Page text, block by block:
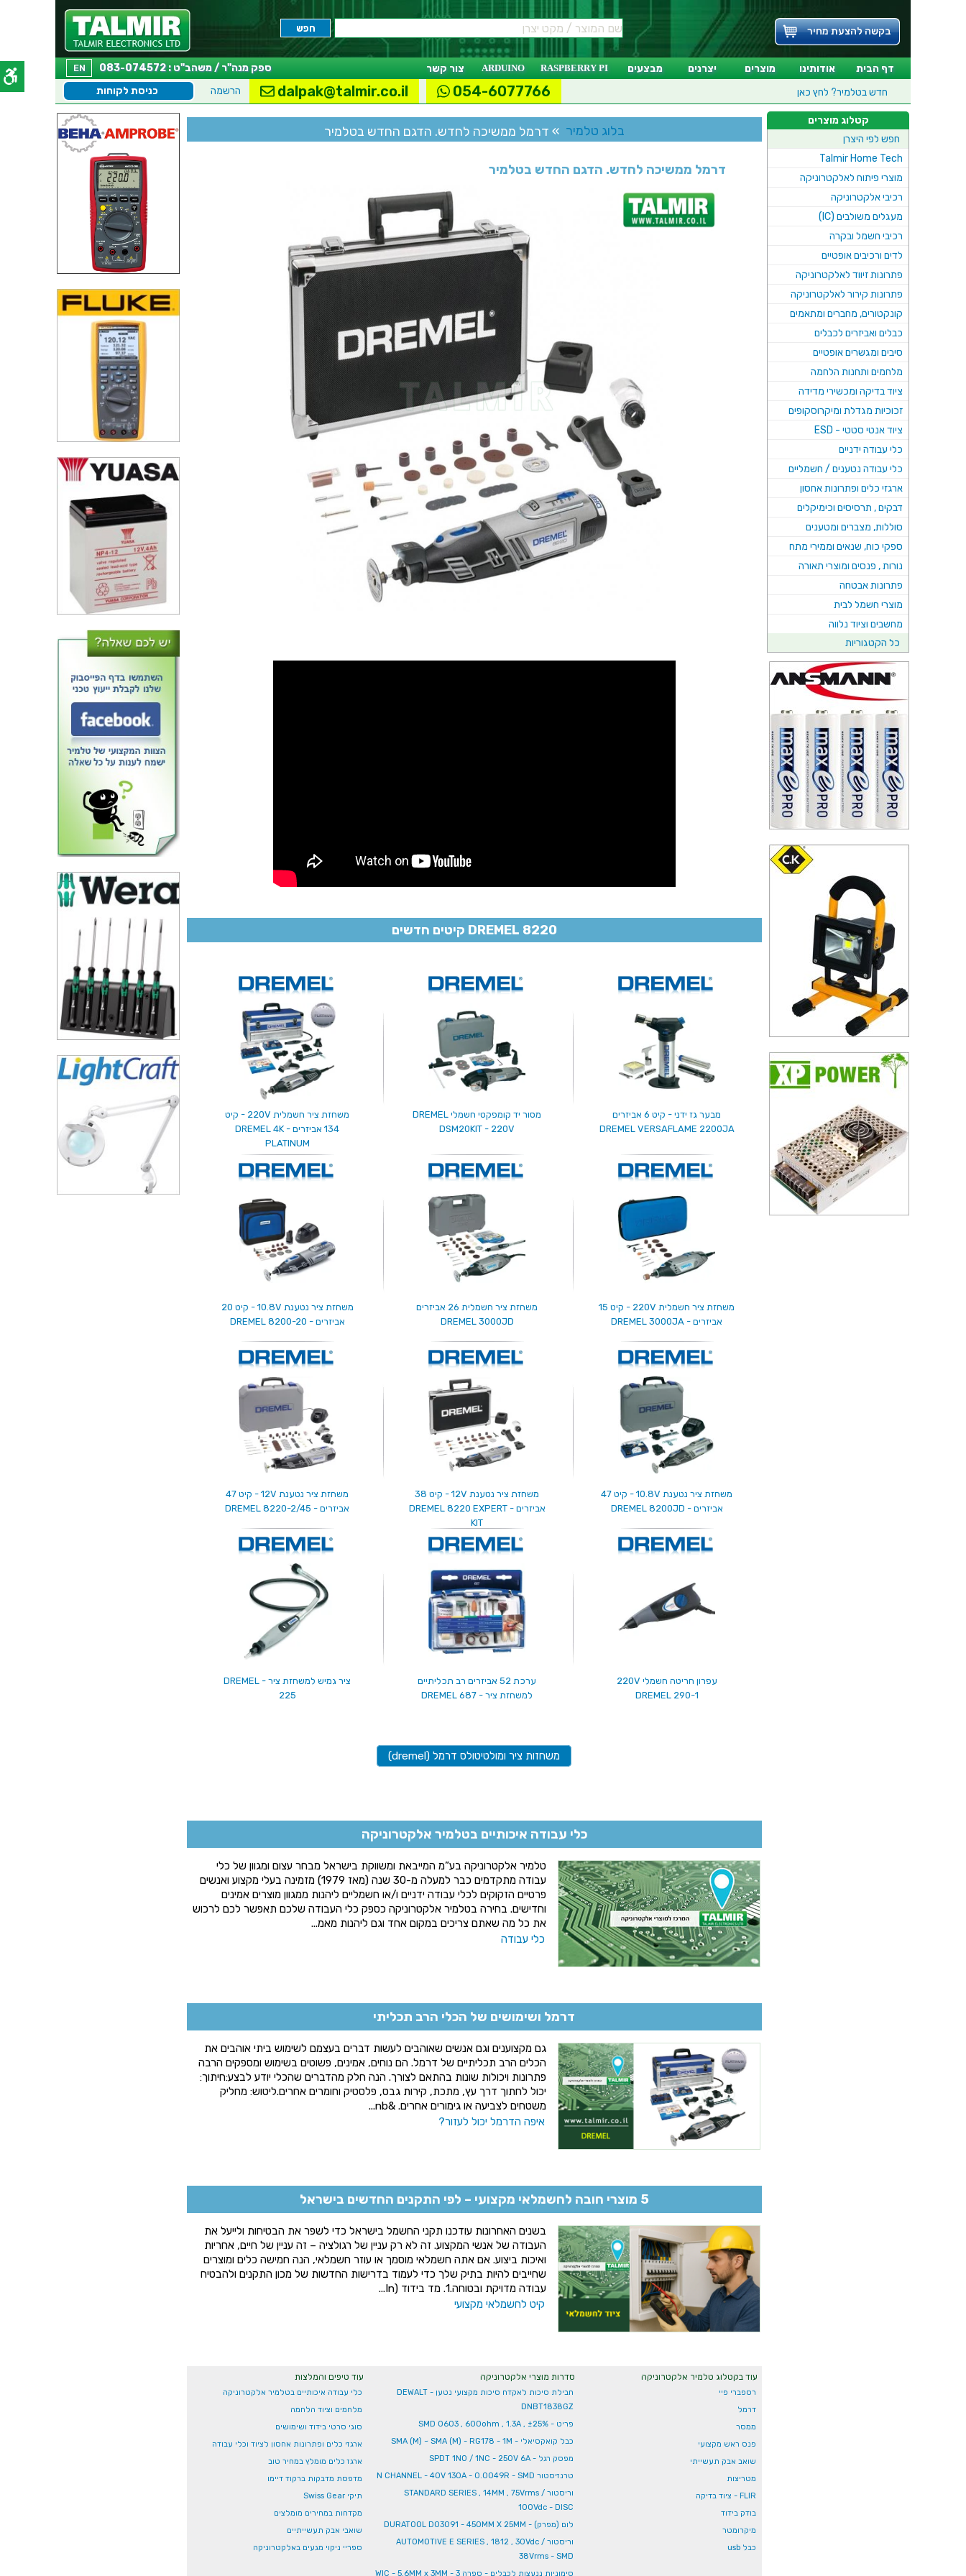
בקשה להצעת מחיר
דף הבית אודותינו מוצרים יצרנים מבצעים RASPBERRY PI
ARDUINO צור קשר EN
ספק מנה"ר / משהב"ט : 083-074572
חדש בטלמיר? לחץ כאן כניסת לקוחות הרשמה dalpak@talmir.co.il 054-6077766
בלוג טלמיר » דרמל ממשיכה לחדש. הדגם החדש בטלמיר
דרמל ממשיכה לחדש. הדגם החדש בטלמיר
DREMEL 8220 קיטים חדשים
מבער גז ידני - קיט 6 אביזרים
DREMEL VERSAFLAME 2200JA
מסור יד קומפקטי חשמלי DREMEL
DSM20KIT - 220V
משחזת ציר חשמלית 220V - קיט
134 אביזרים - DREMEL 4K
PLATINUM
משחזת ציר חשמלית 220V - קיט 15
אביזרים - DREMEL 3000JA
משחזת ציר חשמלית 26 אביזרים
DREMEL 3000JD
משחזת ציר נטענת 10.8V - קיט 20
אביזרים - DREMEL 8200-20
משחזת ציר נטענת 10.8V - קיט 47
אביזרים - DREMEL 8200JD
משחזת ציר נטענת 12V - קיט 38
אביזרים - DREMEL 8220 EXPERT
KIT
משחזת ציר נטענת 12V - קיט 47
אביזרים - DREMEL 8220-2/45
עפרון חריטה חשמלי 220V
DREMEL 290-1
ערכת 52 אביזרים רב תכליתיים
למשחזת ציר - DREMEL 687
ציר גמיש למשחזת ציר - DREMEL
225
משחזות ציר ומולטיטולס דרמל (dremel)
כלי עבודה איכותיים בטלמיר אלקטרוניקה
טלמיר אלקטרוניקה בע”מ המייבאת ומשווקת בישראל מבחר עצום ומגוון של כלי
עבודה מתקדמים כבר למעלה מ-30 שנה (מאז 1979) מזמינה בעלי מקצוע ואנשים
פרטיים הזקוקים לכלי עבודה ידניים ו/או חשמליים ליהנות ממגוון מוצרים אמינים
וחדישים. בחירה בטלמיר אלקטרוניקה כספק כלי העבודה שלכם תאפשר לכם לרכוש
את כל מה שאתם צריכים במקום אחד וגם ליהנות מאמ...
כלי עבודה
דרמל ושימושים של הכלי הרב תכליתי
גם מקצוענים וגם אנשים שאוהבים לעשות דברים בעצמם לשימוש ביתי אוהבים את
הכלים הרב תכליתיים של דרמל. הם נוחים, אמינים, פשוטים בשימוש ומספקים הרבה
פתרונות ויכולות שונות בהתאם לצורך. הנה חלק מהדברים שהכלי יודע לבצע:חיתוך:
יכול לחתוך דרך עץ, מתכת, קירות גבס, פלסטיק וחומרים אחרים.ליטוש: מחליק
משטחים לצביעה או גימורים אחרים. &nb...
איפה הדרמל יכול לעזור?
5 מוצרי חובה לחשמלאי מקצועי – לפי התקנים החדשים בישראל
בשנים האחרונות עודכנו תקני החשמל בישראל כדי לשפר את הבטיחות ולייעל את
העבודה של אנשי המקצוע. זה לא רק עניין של רגולציה – זה עניין של חיים, אחריות
ואיכות ביצוע. אם אתה חשמלאי מוסמך או עוזר חשמלאי, הנה חמישה כלים ומוצרים
שחייבים להיות בתיק שלך כדי לעמוד בדרישות החדשות של מכון התקנים ולהבטיח
עבודה מדויקת ובטוחה.1. מד בידוד (In...
קיט לחשמלאי מקצועי
עוד טיפים והמלצות
כלי עבודה איכותיים בטלמיר אלקטרוניקה
מלחמים וציוד הלחמה
סוגי סרטי בידוד ושימושים
ארגזי כלים ופתרונות אחסון לציוד וכלי עבודה
ארגז כלים מומלץ במחיר טוב
מדפסת מדבקות ברקוד דיימו
תיקי Swiss Gear
מקדחות במחירים מומלצים
שואבי אבק תעשייתיים
ספריי ניקוי מגעים באלקטרוניקה
סדרות מוצרי אלקטרוניקה
חבילת סיכות לאקדח סיכות מקצועי נטען - DEWALT
DNBT1838GZ
פריט - SMD 0603 , 600ohm , 1.3A , ±25%
כבל קואקסיאלי - SMA (M) ~ SMA (M) - RG178 - 1M
מפסק רגל - SPDT 1NO / 1NC - 250V 6A
טרנזיסטור N CHANNEL - 40V 130A - 0.0049R - SMD
וריסטור STANDARD SERIES , 14MM , 75Vrms /
100Vdc - DISC
לום (מפרק) - DURATOOL D03091 - 450MM X 25MM
וריסטור AUTOMOTIVE E SERIES , 1812 , 30Vdc /
38Vrms - SMD
סימוניות ננעצות לכבלים - ספרה 3 - WIC - 5.6MM x 3MM
עוד בקטלוג טלמיר אלקטרוניקה
רספברי פיי
דרמל
ממסר
פנס ראש מקצועי
שואב אבק תעשייתי
מטריצות
FLIR - ציוד בדיקה
בודק בידוד
מיקרומטר
כבל usb
קטלוג מוצרים
חפש לפי היצרן
Talmir Home Tech
מוצרי פיתוח לאלקטרוניקה
רכיבי אלקטרוניקה
מעגלים משולבים (IC)
רכיבי חשמל ובקרה
לדים ורכיבים אופטיים
פתרונות זיווד לאלקטרוניקה
פתרונות קירור לאלקטרוניקה
קונקטורים, מחברים ומתאמים
כבלים ואביזרים לכבלים
סיבים ומגשרים אופטיים
מלחמים ותחנות הלחמה
ציוד בדיקה ומכשירי מדידה
זכוכיות מגדלת ומיקרוסקופים
ציוד אנטי סטטי - ESD
כלי עבודה ידניים
כלי עבודה נטענים / חשמליים
ארגזי כלים ופתרונות אחסון
דבקים , תרסיסים וכימיקלים
סוללות, מצברים ומטענים
ספקי כוח, שנאים וממירי מתח
נורות , פנסים ומוצרי תאורה
פתרונות אבטחה
מוצרי חשמל לבית
מחשבים וציוד נלווה
כל הקטגוריות